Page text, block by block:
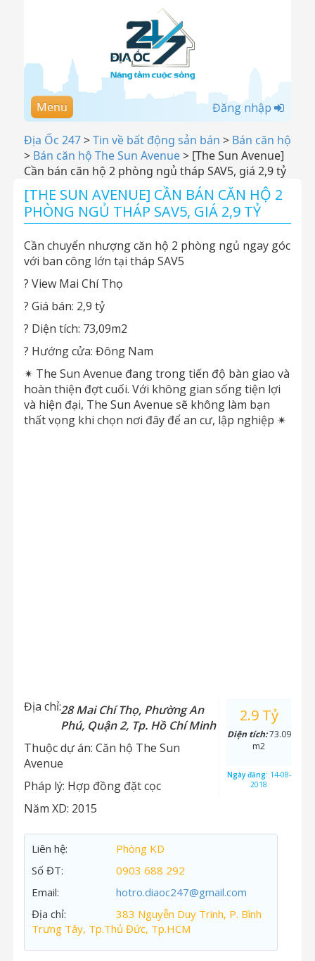
Menu Đăng nhập
Địa Ốc 247>Tin về bất động sản bán > Bán căn hộ
> Bán căn hộ The Sun Avenue> [The Sun Avenue]
Cần bán căn hộ 2 phòng ngủ tháp SAV5, giá 2,9 tỷ
[THE SUN AVENUE] CẦN BÁN CĂN HỘ 2
PHÒNG NGỦ THÁP SAV5, GIÁ 2,9 TỶ
Cần chuyển nhượng căn hộ 2 phòng ngủ ngay góc
với ban công lớn tại tháp SAV5
? View Mai Chí Thọ
? Giá bán: 2,9 tỷ
? Diện tích: 73,09m2
? Hướng cửa: Đông Nam
✴ The Sun Avenue đang trong tiến độ bàn giao và
hoàn thiện đợt cuối. Với không gian sống tiện lợi
và hiện đại, The Sun Avenue sẽ không làm bạn
thất vọng khi chọn nơi đây để an cư, lập nghiệp ✴
Địa chỉ:28 Mai Chí Thọ, Phường An
Phú, Quận 2, Tp. Hồ Chí Minh
Thuộc dự án: Căn hộ The Sun
Avenue
Pháp lý: Hợp đồng đặt cọc
Năm XD: 2015
2.9 Tỷ
Diện tích:73.09
m2
Ngày đăng: 14-08-
2018
Liên hệ:
Phòng KD
Số ĐT:
0903 688 292
Email:
hotro.diaoc247@gmail.com
Địa chỉ:
383 Nguyễn Duy Trinh, P. Bình
Trưng Tây, Tp.Thủ Đức, Tp.HCM